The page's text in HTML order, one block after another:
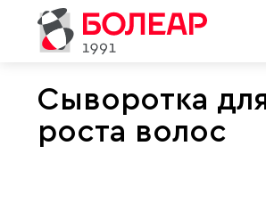
О компании
Сыворотка
роста волос